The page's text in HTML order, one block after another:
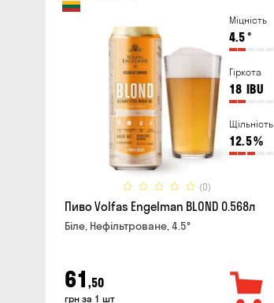
Міцність
4.5°
Гіркота
18 IBU
Щільність
12.5%
(0)
Пиво Volfas Engelman BLOND 0.568л
Біле, Нефільтроване, 4.5°
61 ,50
грн за 1 шт